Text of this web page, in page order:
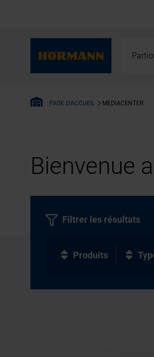
PAGE D'ACCUEIL MEDIACENTER
Bienvenue
Filtrer les résultats
Produits